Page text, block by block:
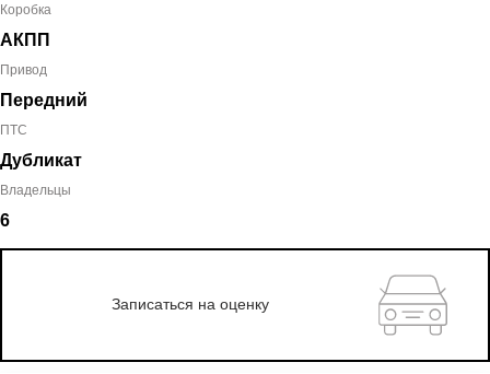
Коробка
АКПП
Привод
Передний
ПТС
Дубликат
Владельцы
6
Записаться на оценку